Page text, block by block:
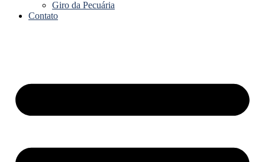
Giro da Pecuária
Contato